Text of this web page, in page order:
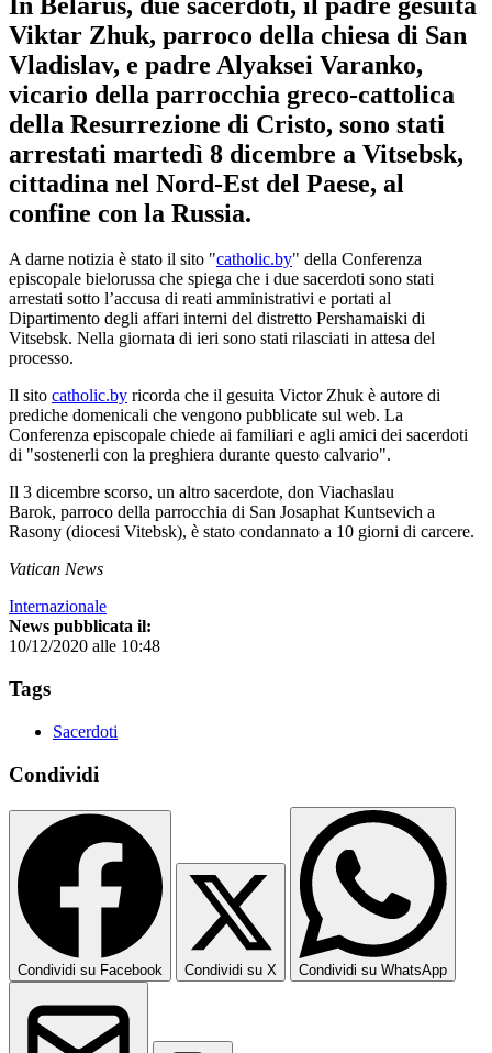
Viktar Zhuk, parroco della chiesa di San
Vladislav, e padre Alyaksei Varanko,
vicario della parrocchia greco-cattolica
della Resurrezione di Cristo, sono stati
arrestati martedì 8 dicembre a Vitsebsk,
cittadina nel Nord-Est del Paese, al
confine con la Russia.
A darne notizia è stato il sito "catholic.by" della Conferenza
episcopale bielorussa che spiega che i due sacerdoti sono stati
arrestati sotto l’accusa di reati amministrativi e portati al
Dipartimento degli affari interni del distretto Pershamaiski di
Vitsebsk. Nella giornata di ieri sono stati rilasciati in attesa del
processo.
Il sito catholic.by ricorda che il gesuita Victor Zhuk è autore di
prediche domenicali che vengono pubblicate sul web. La
Conferenza episcopale chiede ai familiari e agli amici dei sacerdoti
di "sostenerli con la preghiera durante questo calvario".
Il 3 dicembre scorso, un altro sacerdote, don Viachaslau
Barok, parroco della parrocchia di San Josaphat Kuntsevich a
Rasony (diocesi Vitebsk), è stato condannato a 10 giorni di carcere.
Vatican News
Internazionale
News pubblicata il:
10/12/2020 alle 10:48
Tags
Sacerdoti
Condividi
Condividi su Facebook Condividi su X Condividi su WhatsApp